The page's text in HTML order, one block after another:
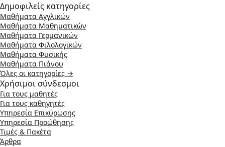
Δημοφιλείς κατηγορίες
Μαθήματα Αγγλικών
Μαθήματα Μαθηματικών
Μαθήματα Γερμανικών
Μαθήματα Φιλολογικών
Μαθήματα Φυσικής
Μαθήματα Πιάνου
Όλες οι κατηγορίες →
Χρήσιμοι σύνδεσμοι
Για τους μαθητές
Για τους καθηγητές
Υπηρεσία Επικύρωσης
Υπηρεσία Προώθησης
Τιμές & Πακέτα
Άρθρα